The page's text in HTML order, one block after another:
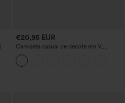
€20,95 EUR
Camiseta casual de decote em V,
mangas curtas, franzida e lisa